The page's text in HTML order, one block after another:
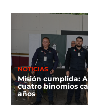
NOTICIAS
Misión cumplida:
cuatro binomios
años